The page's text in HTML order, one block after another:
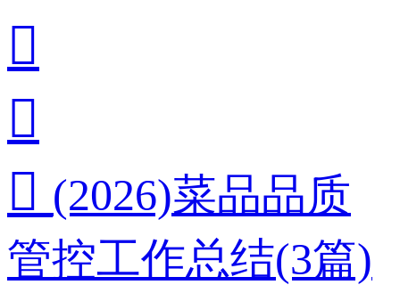


 (2026)菜品品质
管控工作总结(3篇)